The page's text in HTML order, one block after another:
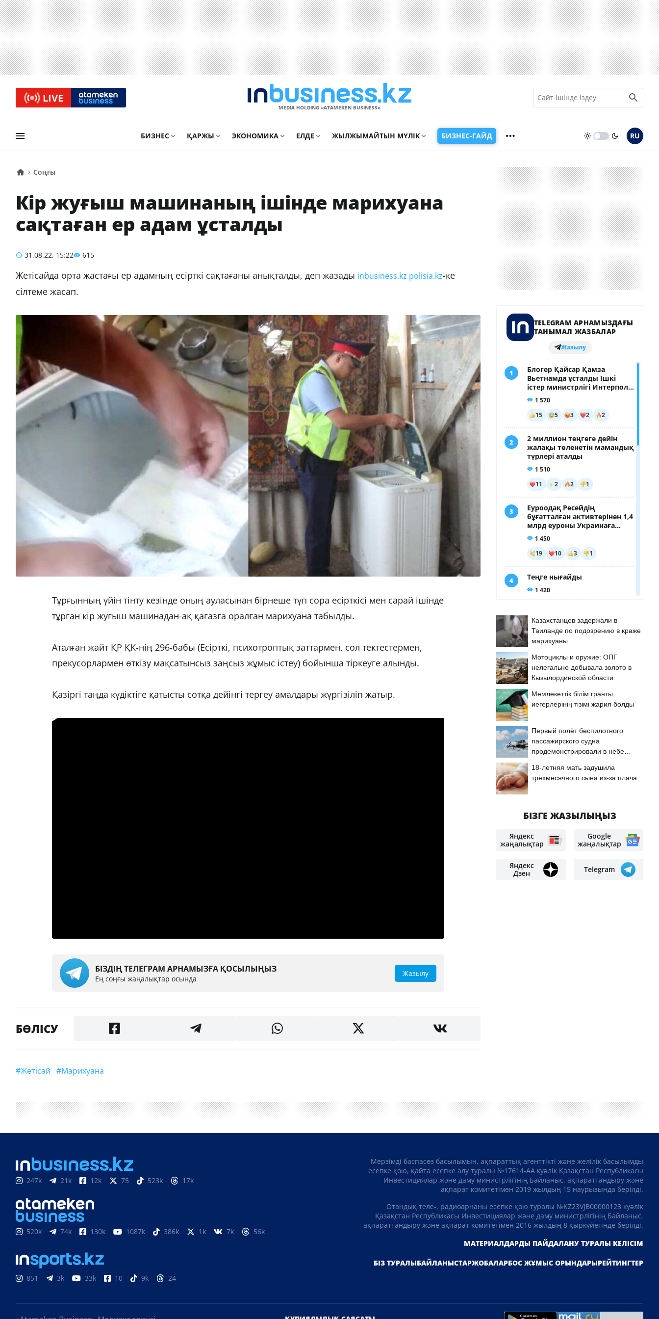
LIVE
MEDIA HOLDING «ATAMEKЕN BUSINESS»
БИЗНЕС ҚАРЖЫ ЭКОНОМИКА ЕЛДЕ ЖЫЛЖЫМАЙТЫН МҮЛІК БИЗНЕС-ГАЙД RU
Соңғы
Кір жуғыш машинаның ішінде марихуана
сақтаған ер адам ұсталды
31.08.22, 15:22 615
Жетісайда орта жастағы ер адамның есірткі сақтағаны анықталды, деп жазады inbusiness.kz polisia.kz-ке
сілтеме жасап.
Тұрғынның үйін тінту кезінде оның ауласынан бірнеше түп сора есірткісі мен сарай ішінде
тұрған кір жуғыш машинадан-ақ қағазға оралған марихуана табылды.
Аталған жайт ҚР ҚК-нің 296-бабы (Есірткі, психотроптық заттармен, сол тектестермен,
прекусорлармен өткізу мақсатынсыз заңсыз жұмыс істеу) бойынша тіркеуге алынды.
Қазіргі таңда күдіктіге қатысты сотқа дейінгі тергеу амалдары жүргізіліп жатыр.
БІЗДІҢ ТЕЛЕГРАМ АРНАМЫЗҒА ҚОСЫЛЫҢЫЗ
Ең соңғы жаңалықтар осында
Жазылу
БӨЛІСУ
#Жетісай #марихуана
Казахстанцев задержали в
Таиланде по подозрению в краже
марихуаны
Мотоциклы и оружие: ОПГ
нелегально добывала золото в
Кызылординской области
Мемлекеттік білім гранты
иегерлерінің тізімі жария болды
Первый полёт беспилотного
пассажирского судна
продемонстрировали в небе
18-летняя мать задушила
трёхмесячного сына из-за плача
БІЗГЕ ЖАЗЫЛЫҢЫЗ
Яндекс
жаңалықтар
Google
жаңалықтар
Яндекс
Дзен
Telegram
247k 21k 12k 75 523k 17k
520k 74k 130k 1087k 386k 1k 7k 56k
851 3k 33k 10 9k 24
Мерзімді баспасөз басылымын, ақпараттық агенттікті және желілік басылымды
есепке қою, қайта есепке алу туралы №17614-АА куәлік Қазақстан Республикасы
Инвестициялар және даму министрлігінің Байланыс, ақпараттандыру және
ақпарат комитетімен 2019 жылдың 15 наурызында берілді.
Отандық теле-, радиоарнаны есепке қою туралы №KZ23VJB00000123 куәлік
Қазақстан Республикасы Инвестициялар және даму министрлігінің Байланыс,
ақпараттандыру және ақпарат комитетімен 2016 жылдың 8 қыркүйегінде берілді.
МАТЕРИАЛДАРДЫ ПАЙДАЛАНУ ТУРАЛЫ КЕЛІСІМ
БІЗ ТУРАЛЫБАЙЛАНЫСТАРЖОБАЛАРБОС ЖҰМЫС ОРЫНДАРЫРЕЙТИНГТЕР